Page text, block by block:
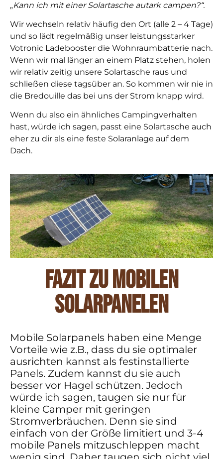
„Kann ich mit einer Solartasche autark campen?“.
Wir wechseln relativ häufig den Ort (alle 2 – 4 Tage)
und so lädt regelmäßig unser leistungsstarker
Votronic Ladebooster die Wohnraumbatterie nach.
Wenn wir mal länger an einem Platz stehen, holen
wir relativ zeitig unsere Solartasche raus und
schließen diese tagsüber an. So kommen wir nie in
die Bredouille das bei uns der Strom knapp wird.
Wenn du also ein ähnliches Campingverhalten
hast, würde ich sagen, passt eine Solartasche auch
eher zu dir als eine feste Solaranlage auf dem
Dach.
Fazit zu mobilen
Solarpanelen
Mobile Solarpanels haben eine Menge
Vorteile wie z.B., dass du sie optimaler
ausrichten kannst als festinstallierte
Panels. Zudem kannst du sie auch
besser vor Hagel schützen. Jedoch
würde ich sagen, taugen sie nur für
kleine Camper mit geringen
Stromverbräuchen. Denn sie sind
einfach von der Größe limitiert und 3-4
mobile Panels mitzuschleppen macht